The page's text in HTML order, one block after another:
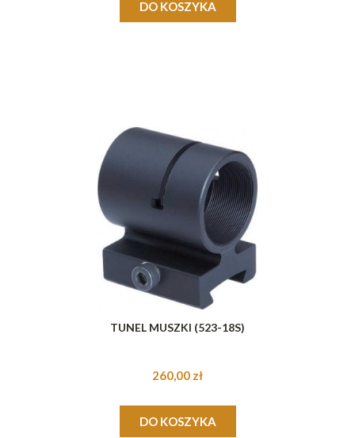
DO KOSZYKA
TUNEL MUSZKI (523-18S)
260,00 zł
DO KOSZYKA